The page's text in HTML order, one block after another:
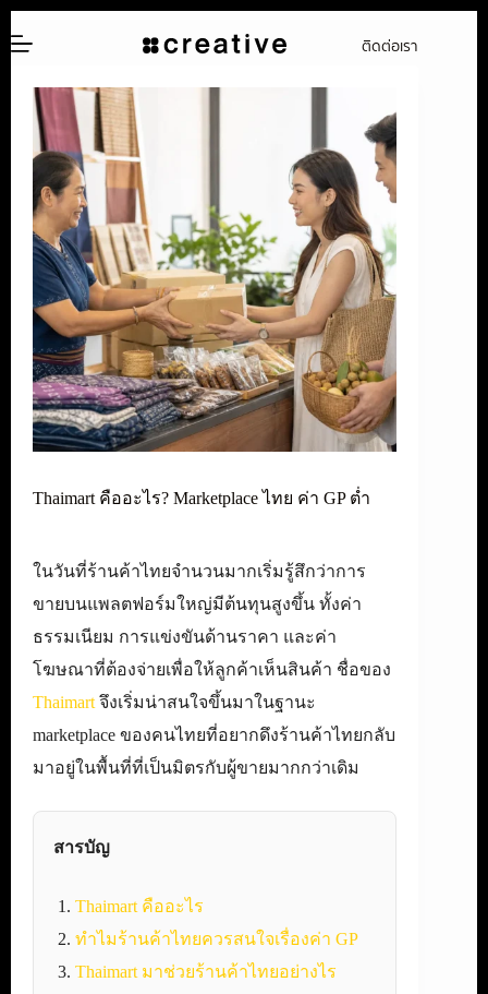
ไป
เนื้อหา
ติดต่อเรา
Thaimart คืออะไร? Marketplace ไทย ค่า GP ต่ำ
ในวันที่ร้านค้าไทยจำนวนมากเริ่มรู้สึกว่าการ
ขายบนแพลตฟอร์มใหญ่มีต้นทุนสูงขึ้น ทั้งค่า
ธรรมเนียม การแข่งขันด้านราคา และค่า
โฆษณาที่ต้องจ่ายเพื่อให้ลูกค้าเห็นสินค้า ชื่อของ
Thaimart จึงเริ่มน่าสนใจขึ้นมาในฐานะ
marketplace ของคนไทยที่อยากดึงร้านค้าไทยกลับ
มาอยู่ในพื้นที่ที่เป็นมิตรกับผู้ขายมากกว่าเดิม
สารบัญ
Thaimart คืออะไร
ทำไมร้านค้าไทยควรสนใจเรื่องค่า GP
Thaimart มาช่วยร้านค้าไทยอย่างไร